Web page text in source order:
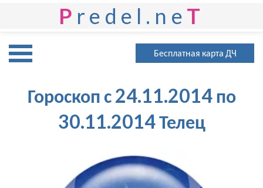
P redel.ne T
Бесплатная карта ДЧ
Гороскоп с 24.11.2014 по
30.11.2014 Телец